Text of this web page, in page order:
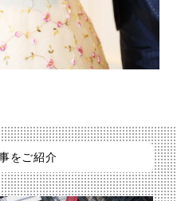
をご紹介